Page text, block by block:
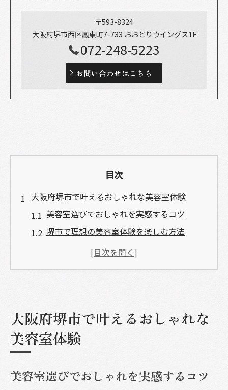
〒593-8324
大阪府堺市西区鳳東町7-733 おおとりウイングス1F
072-248-5223
お問い合わせはこちら
目次
大阪府堺市で叶えるおしゃれな美容室体験
美容室選びでおしゃれを実感するコツ
堺市で理想の美容室体験を楽しむ方法
おしゃれな美容室の雰囲気を重視する理由
美容室選びは髪質と悩みに合わせるべき理
由
おしゃれ度が上がる美容室の探し方とは
大阪府堺市で叶えるおしゃれな
美容室体験
美容室選びでおしゃれを実感するコツ